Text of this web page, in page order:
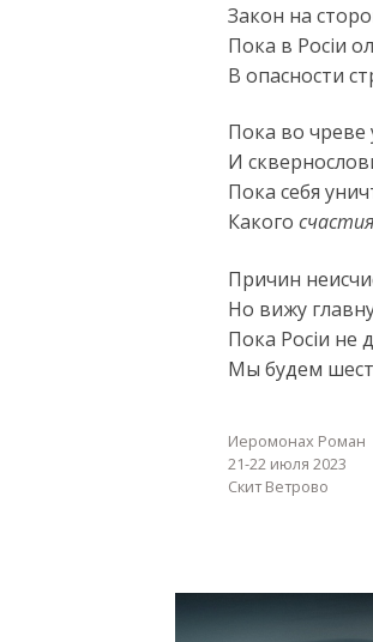
Закон на
Пока в Росiи
В опасности
Пока во чреве
И
Пока себя
Какого счастия
Причин
Но вижу
Пока Росiи не
Мы будем
Иеромонах Роман
21-22 июля 2023
Скит Ветрово